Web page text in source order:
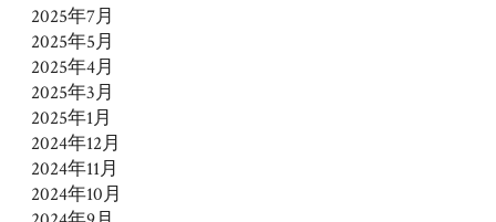
2025年7月
2025年5月
2025年4月
2025年3月
2025年1月
2024年12月
2024年11月
2024年10月